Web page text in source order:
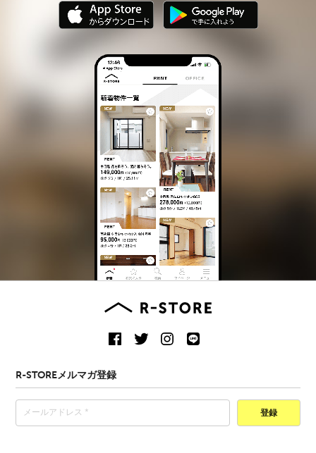
R-STOREメルマガ登録
登録